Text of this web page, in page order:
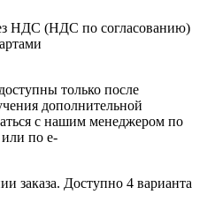
НДС (НДС по согласованию)
только после
дополнительной
с нашим менеджером по
или по e-
заказа. Доступно 4 варианта